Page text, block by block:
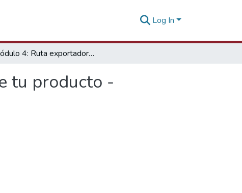
Log In
Módulo 4: Ruta exportadora para la promoción de tu producto - calendario 2017
tu producto -